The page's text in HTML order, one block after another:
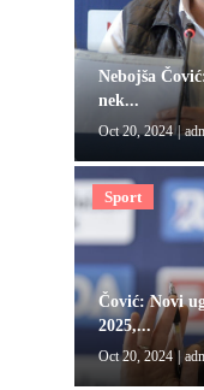
Nebojša
nek...
Oct 20, 2024 |
Sport
Čović: Novi
2025,...
Oct 20, 2024 |